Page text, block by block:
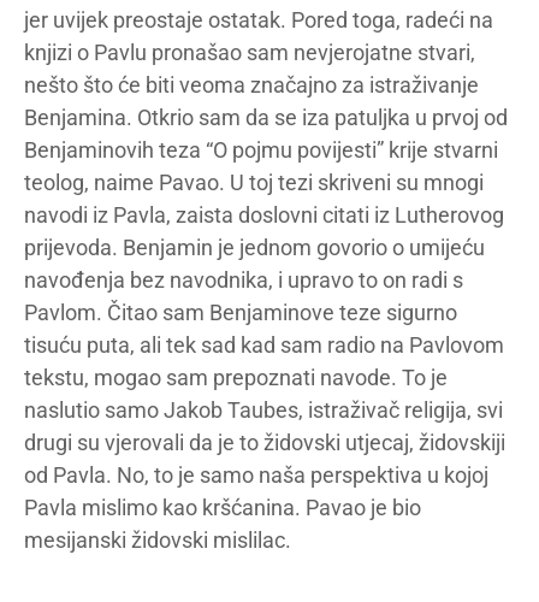
jer uvijek preostaje ostatak. Pored toga, radeći na
knjizi o Pavlu pronašao sam nevjerojatne stvari,
nešto što će biti veoma značajno za istraživanje
Benjamina. Otkrio sam da se iza patuljka u prvoj od
Benjaminovih teza “O pojmu povijesti” krije stvarni
teolog, naime Pavao. U toj tezi skriveni su mnogi
navodi iz Pavla, zaista doslovni citati iz Lutherovog
prijevoda. Benjamin je jednom govorio o umijeću
navođenja bez navodnika, i upravo to on radi s
Pavlom. Čitao sam Benjaminove teze sigurno
tisuću puta, ali tek sad kad sam radio na Pavlovom
tekstu, mogao sam prepoznati navode. To je
naslutio samo Jakob Taubes, istraživač religija, svi
drugi su vjerovali da je to židovski utjecaj, židovskiji
od Pavla. No, to je samo naša perspektiva u kojoj
Pavla mislimo kao kršćanina. Pavao je bio
mesijanski židovski mislilac.